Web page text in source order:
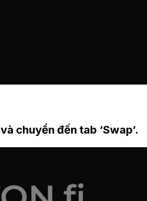
và chuyển đến tab ‘Swap‘.